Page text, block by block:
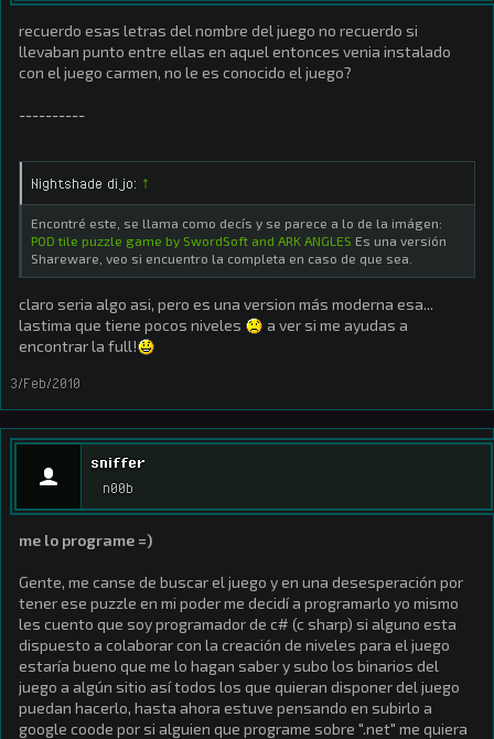
recuerdo esas letras del nombre del juego no recuerdo si
llevaban punto entre ellas en aquel entonces venia instalado
con el juego carmen, no le es conocido el juego?
----------
Nightshade dijo: ↑
Encontré este, se llama como decís y se parece a lo de la imágen:
POD tile puzzle game by SwordSoft and ARK ANGLES Es una versión
Shareware, veo si encuentro la completa en caso de que sea.
claro seria algo asi, pero es una version más moderna esa...
lastima que tiene pocos niveles
a ver si me ayudas a
encontrar la full!
3/Feb/2010
sniffer
n00b
me lo programe =)
Gente, me canse de buscar el juego y en una desesperación por
tener ese puzzle en mi poder me decidí a programarlo yo mismo
les cuento que soy programador de c# (c sharp) si alguno esta
dispuesto a colaborar con la creación de niveles para el juego
estaría bueno que me lo hagan saber y subo los binarios del
juego a algún sitio así todos los que quieran disponer del juego
puedan hacerlo, hasta ahora estuve pensando en subirlo a
google coode por si alguien que programe sobre ".net" me quiera